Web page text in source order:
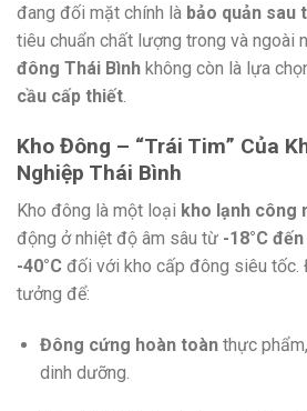
đang đối mặt chính là bảo quản sau
tiêu chuẩn chất lượng trong và ngoài
đông Thái Bình không còn là lựa
cầu cấp thiết
Kho Đông – “Trái Tim” Của
Nghiệp Thái Bình
Kho đông là một loại kho lạnh công
động ở nhiệt độ âm sâu từ -18°C
-40°C đối với kho cấp đông siêu tốc.
tưởng để:
Đông cứng hoàn toànthực
dinh dưỡng.